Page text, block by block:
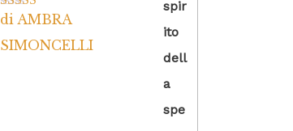
Valutato5su
di AMBRA
SIMONCELLI